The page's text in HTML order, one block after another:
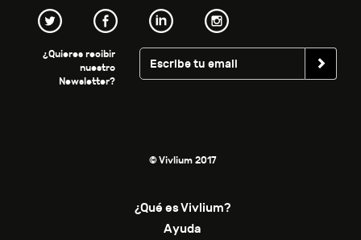
¿Quieres recibir
nuestro
Newsletter?
© Vivlium 2017
¿Qué es Vivlium?
Ayuda